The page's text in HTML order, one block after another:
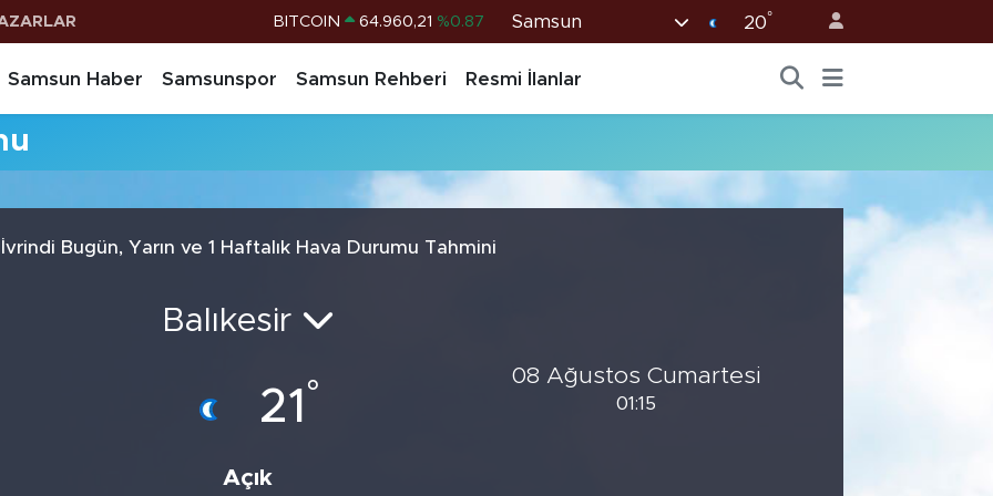
BITCOIN 64.960,21 %0.87
6648.99 %2.59
Samsun 20°
Samsun Haber Samsunspor Samsun Rehberi Resmi İlanlar
İvrindi Bugün, Yarın ve 1 Haftalık Hava Durumu Tahmini
Balıkesir
21 °
Açık
08 Ağustos Cumartesi
01:15